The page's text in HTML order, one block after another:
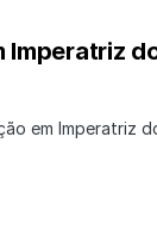
Imperatriz
em Imperatriz